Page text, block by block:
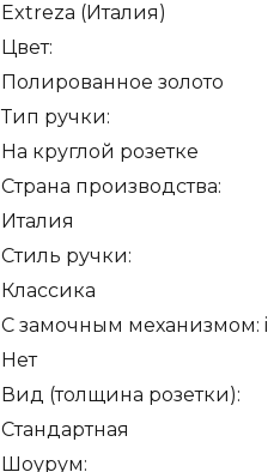
Extreza (Италия)
Цвет:
Полированное золото
Тип ручки:
На круглой розетке
Страна производства:
Италия
Стиль ручки:
Классика
С замочным механизмом: i
Нет
Вид (толщина розетки):
Стандартная
Шоурум: